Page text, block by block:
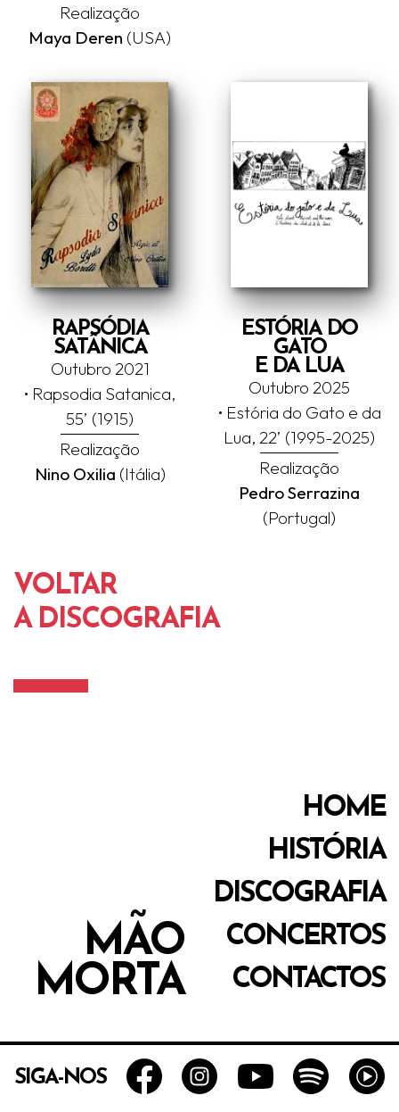
Realização
Maya Deren (USA)
RAPSÓDIA
SATÂNICA
Outubro 2021
• Rapsodia Satanica,
55’ (1915)
Realização
Nino Oxilia (Itália)
ESTÓRIA DO
GATO
E DA LUA
Outubro 2025
• Estória do Gato e da
Lua, 22’ (1995-2025)
Realização
Pedro Serrazina
(Portugal)
VOLTAR
A DISCOGRAFIA
MÃO
MORTA
HOME
HISTÓRIA
DISCOGRAFIA
CONCERTOS
CONTACTOS
SIGA-NOS